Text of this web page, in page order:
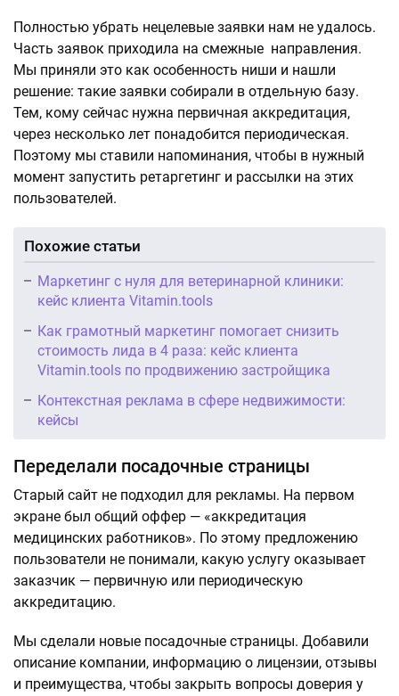
Полностью убрать нецелевые заявки нам не удалось.
Часть заявок приходила на смежные направления.
Мы приняли это как особенность ниши и нашли
решение: такие заявки собирали в отдельную базу.
Тем, кому сейчас нужна первичная аккредитация,
через несколько лет понадобится периодическая.
Поэтому мы ставили напоминания, чтобы в нужный
момент запустить ретаргетинг и рассылки на этих
пользователей.
Похожие статьи
Маркетинг с нуля для ветеринарной клиники:
кейс клиента Vitamin.tools
Как грамотный маркетинг помогает снизить
стоимость лида в 4 раза: кейс клиента
Vitamin.tools по продвижению застройщика
Контекстная реклама в сфере недвижимости:
кейсы
Переделали посадочные страницы
Старый сайт не подходил для рекламы. На первом
экране был общий оффер — «аккредитация
медицинских работников». По этому предложению
пользователи не понимали, какую услугу оказывает
заказчик — первичную или периодическую
аккредитацию.
Мы сделали новые посадочные страницы. Добавили
описание компании, информацию о лицензии, отзывы
и преимущества, чтобы закрыть вопросы доверия у